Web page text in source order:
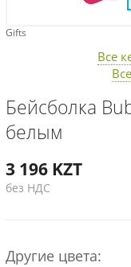
Gifts
Все
Бейсболка
белым
3 196 KZT
без НДС
Другие цвета: